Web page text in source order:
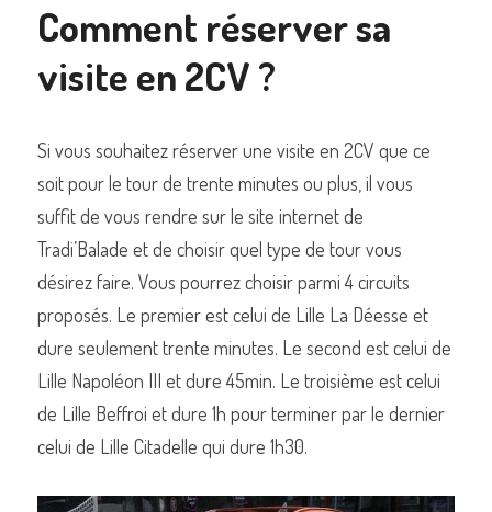
Comment réserver sa
visite en 2CV ?
Si vous souhaitez réserver une visite en 2CV que ce
soit pour le tour de trente minutes ou plus, il vous
suffit de vous rendre sur le site internet de
Tradi’Balade et de choisir quel type de tour vous
désirez faire. Vous pourrez choisir parmi 4 circuits
proposés. Le premier est celui de Lille La Déesse et
dure seulement trente minutes. Le second est celui de
Lille Napoléon III et dure 45min. Le troisième est celui
de Lille Beffroi et dure 1h pour terminer par le dernier
celui de Lille Citadelle qui dure 1h30.